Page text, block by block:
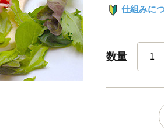
仕組みに
数量